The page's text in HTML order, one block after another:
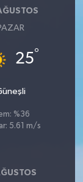
25°
%36
5.61 m/s